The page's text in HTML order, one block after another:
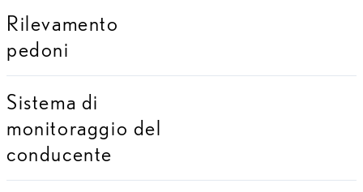
Rilevamento
pedoni
Sistema di
monitoraggio del
conducente